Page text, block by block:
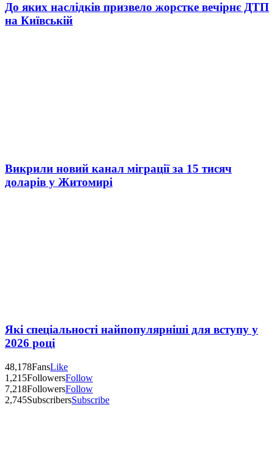
До яких наслідків призвело жорстке вечірнє ДТП
на Київській
Викрили новий канал міграції за 15 тисяч
доларів у Житомирі
Які спеціальності найпопулярніші для вступу у
2026 році
48,178FansLike
1,215FollowersFollow
7,218FollowersFollow
2,745SubscribersSubscribe